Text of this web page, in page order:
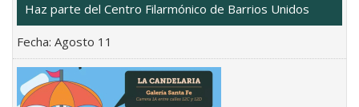
Haz parte del Centro Filarmónico de Barrios Unidos
Fecha: Agosto 11